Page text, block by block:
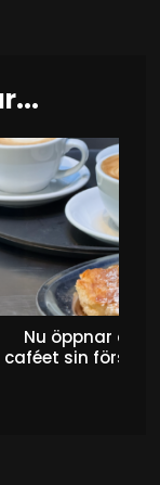
Nu öppnar det
caféet sin första